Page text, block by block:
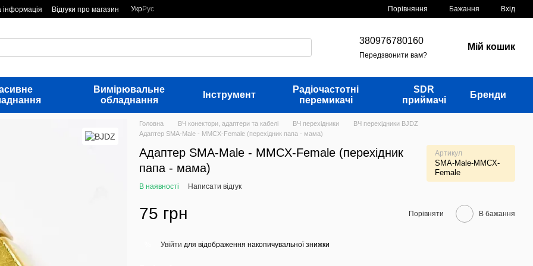
інформація Відгуки про магазин УкрРус Порівняння Бажання Вхід
380976780160
Передзвонити вам?
Мій кошик
Вимірювальне
обладнання
Інструмент
Радіочастотні
перемикачі
SDR
приймачі
Бренди
Головна ВЧ конектори, адаптери та кабелі ВЧ перехідники
ВЧ перехідники BJDZ
Адаптер SMA-Male - MMCX-Female (перехідник папа - мама)
Адаптер SMA-Male - MMCX-Female (перехідник
папа - мама)
Артикул
SMA-Male-MMCX-
Female
В наявності Написати відгук
75 грн Порівняти В бажання
Увійти для відображення накопичувальної знижки